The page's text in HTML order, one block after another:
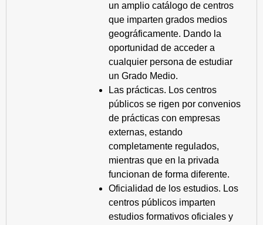
un amplio catálogo de centros
que imparten grados medios
geográficamente. Dando la
oportunidad de acceder a
cualquier persona de estudiar
un Grado Medio.
Las prácticas. Los centros
públicos se rigen por convenios
de prácticas con empresas
externas, estando
completamente regulados,
mientras que en la privada
funcionan de forma diferente.
Oficialidad de los estudios. Los
centros públicos imparten
estudios formativos oficiales y